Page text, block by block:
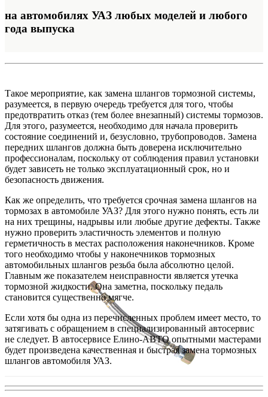
на автомобилях УАЗ любых моделей и любого
года выпуска
Такое мероприятие, как замена шлангов тормозной системы,
разумеется, в первую очередь требуется для того, чтобы
предотвратить отказ (тем более внезапный) системы тормозов.
Для этого, разумеется, необходимо для начала проверить
состояние соединений и, безусловно, трубопроводов. Замена
передних шлангов должна быть доверена исключительно
профессионалам, поскольку от соблюдения правил установки
будет зависеть не только эксплуатационный срок, но и
безопасность движения.
Как же определить, что требуется срочная замена шлангов на
тормозах в автомобиле УАЗ? Для этого нужно понять, есть ли
на них трещины, надрывы или любые другие дефекты. Также
нужно проверить эластичность элементов и полную
герметичность в местах расположения наконечников. Кроме
того необходимо чтобы у наконечников тормозных
автомобильных шлангов резьба была абсолютно целой.
Главным же показателем неисправности является утечка
тормозной жидкости. Она заметна, поскольку педаль
становится существенно мягче.
Если хотя бы одна из перечисленных проблем имеет место, то
затягивать с обращением в специализированный автосервис
не следует. В автосервисе Елино-АВТО опытными мастерами
будет произведена качественная и быстрая замена тормозных
шлангов автомобиля УАЗ.